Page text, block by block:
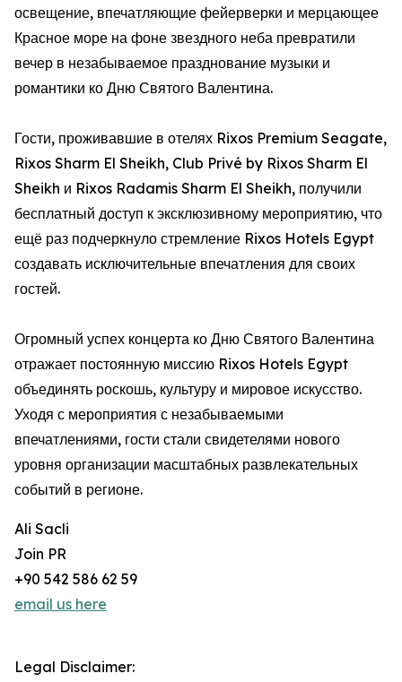
освещение, впечатляющие фейерверки и мерцающее
Красное море на фоне звездного неба превратили
вечер в незабываемое празднование музыки и
романтики ко Дню Святого Валентина.
Гости, проживавшие в отелях Rixos Premium Seagate,
Rixos Sharm El Sheikh, Club Privé by Rixos Sharm El
Sheikh и Rixos Radamis Sharm El Sheikh, получили
бесплатный доступ к эксклюзивному мероприятию, что
ещё раз подчеркнуло стремление Rixos Hotels Egypt
создавать исключительные впечатления для своих
гостей.
Огромный успех концерта ко Дню Святого Валентина
отражает постоянную миссию Rixos Hotels Egypt
объединять роскошь, культуру и мировое искусство.
Уходя с мероприятия с незабываемыми
впечатлениями, гости стали свидетелями нового
уровня организации масштабных развлекательных
событий в регионе.
Ali Sacli
Join PR
+90 542 586 62 59
email us here
Legal Disclaimer: